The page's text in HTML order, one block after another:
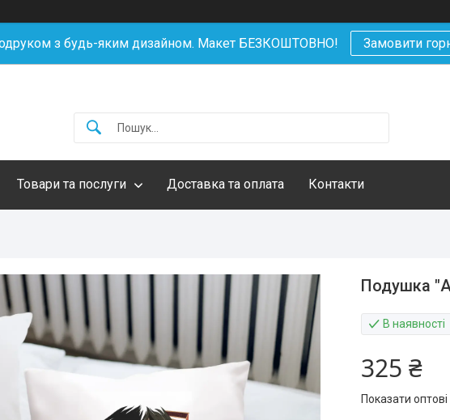
з будь-яким дизайном. Макет БЕЗКОШТОВНО! Замовити
Товари та послуги Доставка та оплата Контакти
Подушка
В наявності
325 ₴
Показати оптові